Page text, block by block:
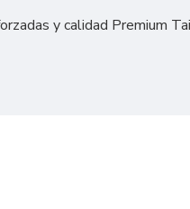
y calidad Premium